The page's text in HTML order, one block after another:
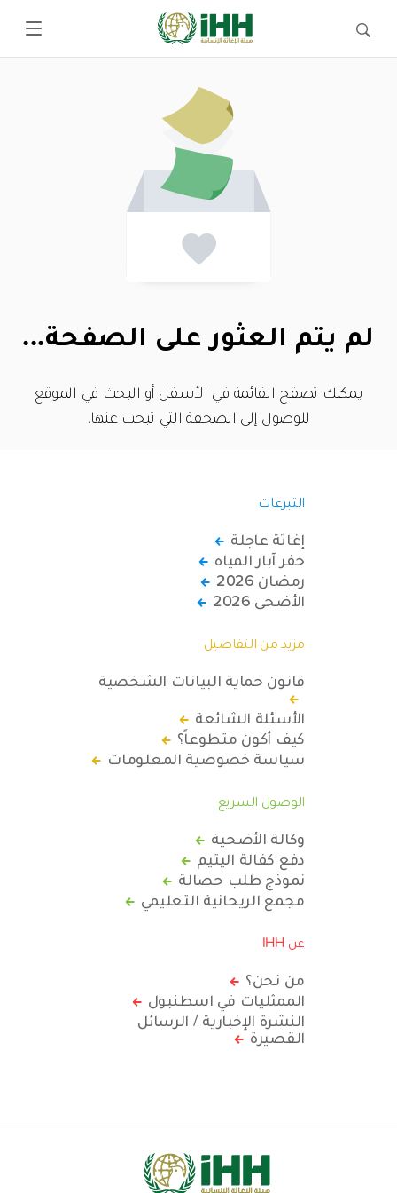
لم يتم العثور على الصفحة...
يمكنك تصفح القائمة في الأسفل أو البحث في الموقع
للوصول إلى الصحفة التي تبحث عنها.
التبرعات
إغاثة عاجلة
حفر آبار المياه
رمضان 2026
الأضحى 2026
مزيد من التفاصيل
قانون حماية البيانات الشخصية
الأسئلة الشائعة
كيف أكون متطوعاً؟
سياسة خصوصية المعلومات
الوصول السريع
وكالة الأضحية
دفع كفالة اليتيم
نموذج طلب حصالة
مجمع الريحانية التعليمي
عن IHH
من نحن؟
الممثليات في اسطنبول
النشرة الإخبارية / الرسائل
القصيرة